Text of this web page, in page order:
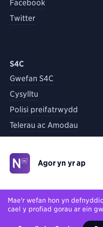
Facebook
Twitter
S4C
Gwefan S4C
Cysylltu
Polisi preifatrwydd
Telerau ac Amodau
Yn ôl i'r brig
Mae'r wefan hon yn
cael y profiad gorau ar ein
Agor yn yr ap